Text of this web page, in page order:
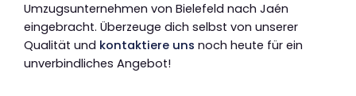
Umzugsunternehmen von Bielefeld nach Jaén
eingebracht. Überzeuge dich selbst von unserer
Qualität und kontaktiere uns noch heute für ein
unverbindliches Angebot!